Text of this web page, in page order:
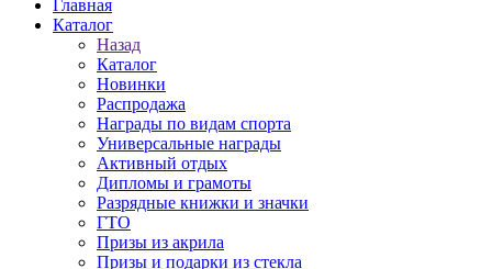
Главная
Каталог
Назад
Каталог
Новинки
Распродажа
Награды по видам спорта
Универсальные награды
Активный отдых
Дипломы и грамоты
Разрядные книжки и значки
ГТО
Призы из акрила
Призы и подарки из стекла